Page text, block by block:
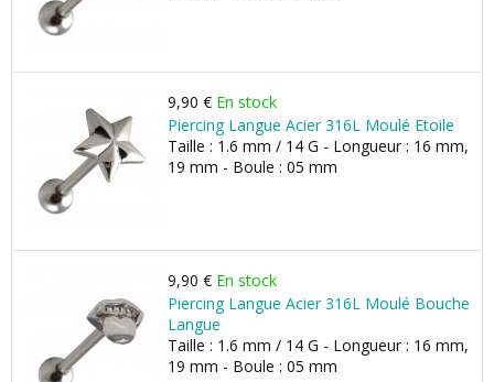
9,90 € En stock
Piercing Langue Acier 316L Moulé Etoile
Taille : 1.6 mm / 14 G - Longueur : 16 mm,
19 mm - Boule : 05 mm
9,90 € En stock
Piercing Langue Acier 316L Moulé Bouche
Langue
Taille : 1.6 mm / 14 G - Longueur : 16 mm,
19 mm - Boule : 05 mm